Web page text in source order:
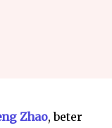
Zhao, beter